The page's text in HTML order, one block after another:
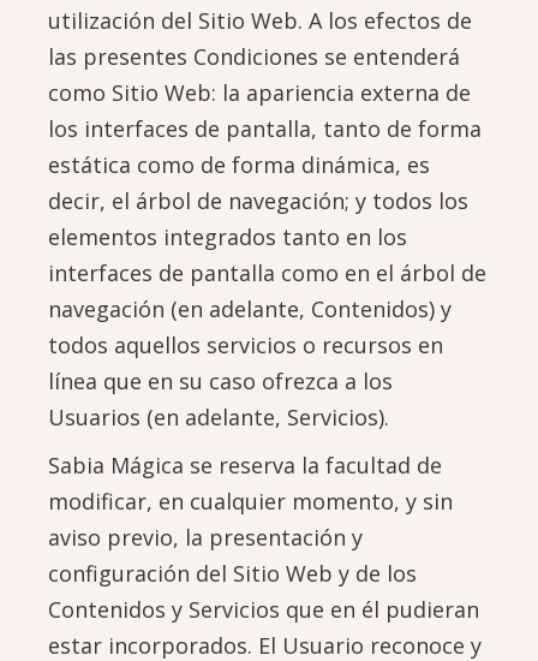
utilización del Sitio Web. A los efectos de
las presentes Condiciones se entenderá
como Sitio Web: la apariencia externa de
los interfaces de pantalla, tanto de forma
estática como de forma dinámica, es
decir, el árbol de navegación; y todos los
elementos integrados tanto en los
interfaces de pantalla como en el árbol de
navegación (en adelante, Contenidos) y
todos aquellos servicios o recursos en
línea que en su caso ofrezca a los
Usuarios (en adelante, Servicios).
Sabia Mágica se reserva la facultad de
modificar, en cualquier momento, y sin
aviso previo, la presentación y
configuración del Sitio Web y de los
Contenidos y Servicios que en él pudieran
estar incorporados. El Usuario reconoce y